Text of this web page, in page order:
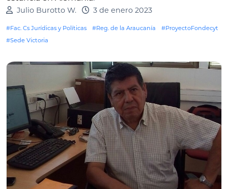
Julio Burotto W. 3 de enero 2023
#Fac. Cs Jurídicas y Políticas #Reg. de la Araucanía
#ProyectoFondecyt
#Sede Victoria